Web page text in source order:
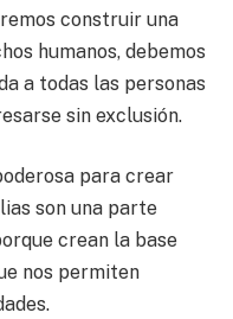
construir una
humanos, debemos
a todas las personas
sin exclusión.
para crear
son una parte
crean la base
nos permiten